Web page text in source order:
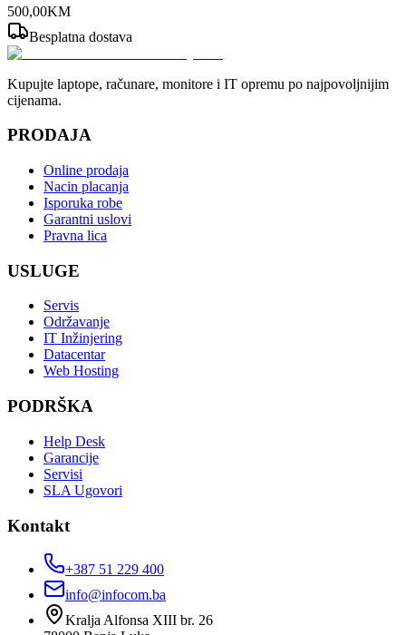
500,00KM
Besplatna dostava
Kupujte laptope, računare, monitore i IT opremu po najpovoljnijim
cijenama.
PRODAJA
Online prodaja
Nacin placanja
Isporuka robe
Garantni uslovi
Pravna lica
USLUGE
Servis
Održavanje
IT Inžinjering
Datacentar
Web Hosting
PODRŠKA
Help Desk
Garancije
Servisi
SLA Ugovori
Kontakt
+387 51 229 400
info@infocom.ba
Kralja Alfonsa XIII br. 26